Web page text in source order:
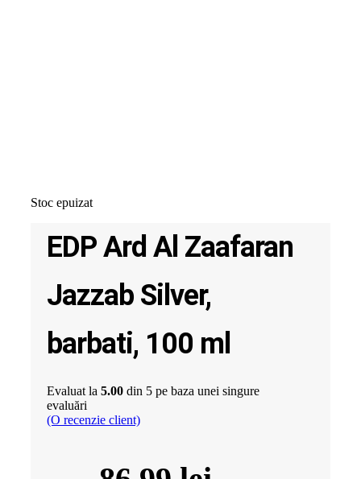
Stoc epuizat
EDP Ard Al Zaafaran
Jazzab Silver,
barbati, 100 ml
Evaluat la 5.00din 5 pe baza unei singure
evaluări
(O recenzie client)